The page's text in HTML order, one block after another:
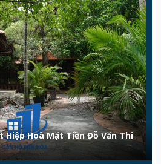
Hiệp Hoà Mặt Tiền Đỗ Văn Thi